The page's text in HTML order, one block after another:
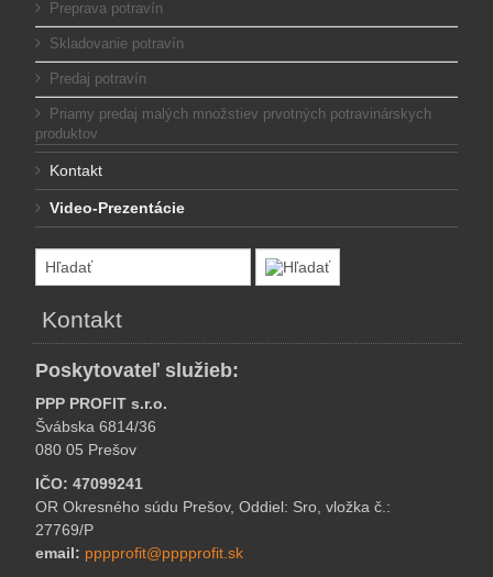
Preprava potravín
Skladovanie potravín
Predaj potravín
Priamy predaj malých množstiev prvotných potravinárskych
produktov
Kontakt
Video-Prezentácie
Kontakt
Poskytovateľ služieb:
PPP PROFIT s.r.o.
Švábska 6814/36
080 05 Prešov
IČO: 47099241
OR Okresného súdu Prešov, Oddiel: Sro, vložka č.:
27769/P
email: pppprofit@pppprofit.sk